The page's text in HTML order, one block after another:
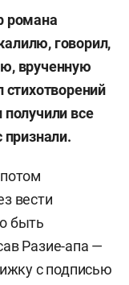
романа
говорил,
врученную
стихотворений
получили все
признали.
вести
быть
Разие-апа —
с подписью